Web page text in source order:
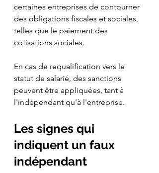
certaines entreprises de contourner
des obligations fiscales et sociales,
telles que le paiement des
cotisations sociales.
En cas de requalification vers le
statut de salarié, des sanctions
peuvent être appliquées, tant à
l'indépendant qu'à l'entreprise.
Les signes qui
indiquent un faux
indépendant